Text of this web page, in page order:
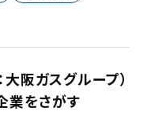
阪ガスグループ）
業をさがす